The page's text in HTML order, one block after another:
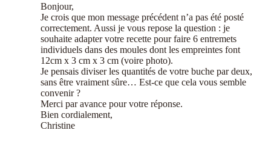
Bonjour,
Je crois que mon message précédent n’a pas été posté
correctement. Aussi je vous repose la question : je
souhaite adapter votre recette pour faire 6 entremets
individuels dans des moules dont les empreintes font
12cm x 3 cm x 3 cm (voire photo).
Je pensais diviser les quantités de votre buche par deux,
sans être vraiment sûre… Est-ce que cela vous semble
convenir ?
Merci par avance pour votre réponse.
Bien cordialement,
Christine